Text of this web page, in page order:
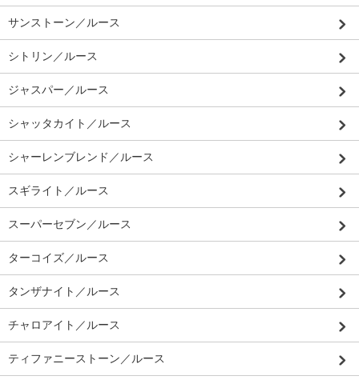
サンストーン／ルース
シトリン／ルース
ジャスパー／ルース
シャッタカイト／ルース
シャーレンブレンド／ルース
スギライト／ルース
スーパーセブン／ルース
ターコイズ／ルース
タンザナイト／ルース
チャロアイト／ルース
ティファニーストーン／ルース